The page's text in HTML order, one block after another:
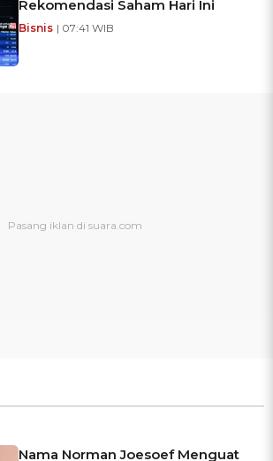
Rekomendasi Saham Hari Ini
Bisnis | 07:41 WIB
Nama Norman Joesoef Menguat